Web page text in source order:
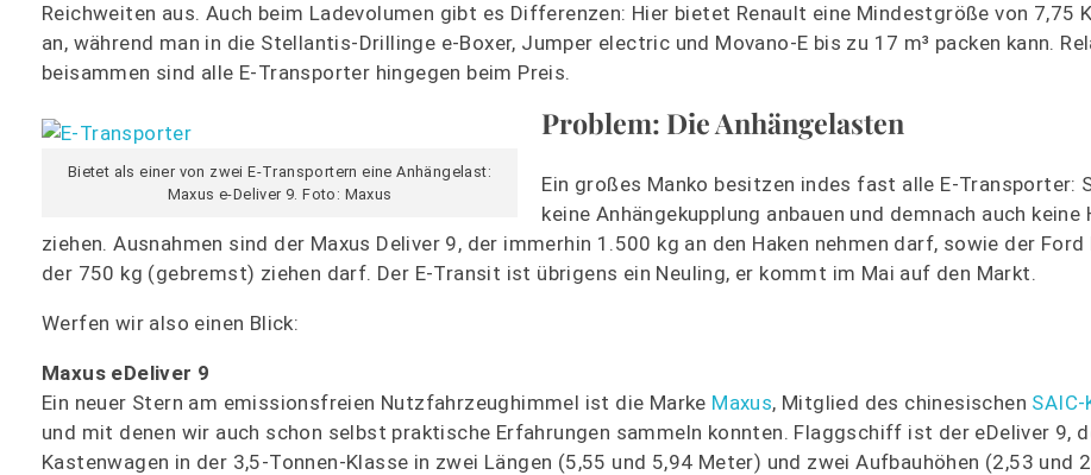
Reichweiten aus. Auch beim Ladevolumen gibt es Differenzen: Hier bietet Renault eine Mindestgröße von 7,75
an, während man in die Stellantis-Drillinge e-Boxer, Jumper electric und Movano-E bis zu 17 m³ packen kann.
beisammen sind alle E-Transporter hingegen beim Preis.
Bietet als einer von zwei E-Transportern eine Anhängelast:
Maxus e-Deliver 9. Foto: Maxus
Problem: Die Anhängelasten
Ein großes Manko besitzen indes fast alle E-Transporter:
keine Anhängekupplung anbauen und demnach auch keine
ziehen. Ausnahmen sind der Maxus Deliver 9, der immerhin 1.500 kg an den Haken nehmen darf, sowie der Ford
der 750 kg (gebremst) ziehen darf. Der E-Transit ist übrigens ein Neuling, er kommt im Mai auf den Markt.
Werfen wir also einen Blick:
Maxus eDeliver 9
Ein neuer Stern am emissionsfreien Nutzfahrzeughimmel ist die Marke Maxus, Mitglied des chinesischen
und mit denen wir auch schon selbst praktische Erfahrungen sammeln konnten. Flaggschiff ist der eDeliver 9,
Kastenwagen in der 3,5-Tonnen-Klasse in zwei Längen (5,55 und 5,94 Meter) und zwei Aufbauhöhen (2,53 und